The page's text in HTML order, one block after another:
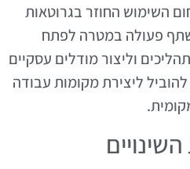
השימוש החוזר בגרוטאות
פעולה במטרה לפתח
וליצור מודלים עסקיים
ליצירת מקומות עבודה